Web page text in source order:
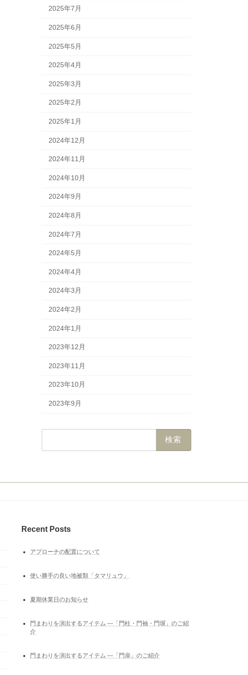
2025年7月
2025年6月
2025年5月
2025年4月
2025年3月
2025年2月
2025年1月
2024年12月
2024年11月
2024年10月
2024年9月
2024年8月
2024年7月
2024年5月
2024年4月
2024年3月
2024年2月
2024年1月
2023年12月
2023年11月
2023年10月
2023年9月
Recent Posts
アプローチの配置について
使い勝手の良い地被類「タマリュウ」
夏期休業日のお知らせ
門まわりを演出するアイテム ―「門柱・門袖・門塀」のご紹
介
門まわりを演出するアイテム ―「門扉」のご紹介